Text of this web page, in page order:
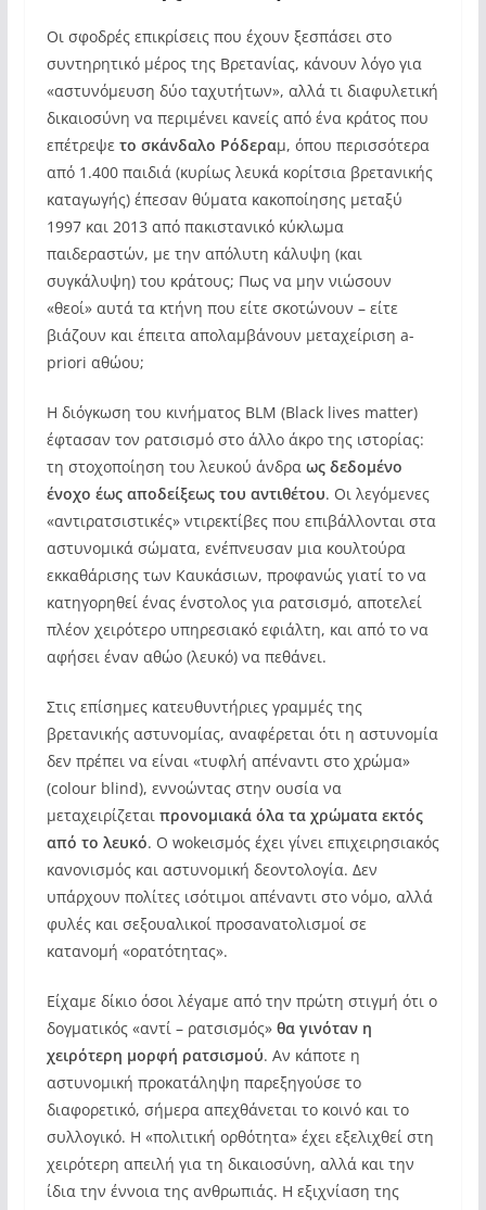
Οι σφοδρές επικρίσεις που έχουν ξεσπάσει στο
συντηρητικό μέρος της Βρετανίας, κάνουν λόγο για
«αστυνόμευση δύο ταχυτήτων», αλλά τι διαφυλετική
δικαιοσύνη να περιμένει κανείς από ένα κράτος που
επέτρεψε το σκάνδαλο Ρόδεραμ, όπου περισσότερα
από 1.400 παιδιά (κυρίως λευκά κορίτσια βρετανικής
καταγωγής) έπεσαν θύματα κακοποίησης μεταξύ
1997 και 2013 από πακιστανικό κύκλωμα
παιδεραστών, με την απόλυτη κάλυψη (και
συγκάλυψη) του κράτους; Πως να μην νιώσουν
«θεοί» αυτά τα κτήνη που είτε σκοτώνουν – είτε
βιάζουν και έπειτα απολαμβάνουν μεταχείριση a-
priori αθώου;
Η διόγκωση του κινήματος BLM (Black lives matter)
έφτασαν τον ρατσισμό στο άλλο άκρο της ιστορίας:
τη στοχοποίηση του λευκού άνδρα ως δεδομένο
ένοχο έως αποδείξεως του αντιθέτου. Οι λεγόμενες
«αντιρατσιστικές» ντιρεκτίβες που επιβάλλονται στα
αστυνομικά σώματα, ενέπνευσαν μια κουλτούρα
εκκαθάρισης των Καυκάσιων, προφανώς γιατί το να
κατηγορηθεί ένας ένστολος για ρατσισμό, αποτελεί
πλέον χειρότερο υπηρεσιακό εφιάλτη, και από το να
αφήσει έναν αθώο (λευκό) να πεθάνει.
Στις επίσημες κατευθυντήριες γραμμές της
βρετανικής αστυνομίας, αναφέρεται ότι η αστυνομία
δεν πρέπει να είναι «τυφλή απέναντι στο χρώμα»
(colour blind), εννοώντας στην ουσία να
μεταχειρίζεται προνομιακά όλα τα χρώματα εκτός
από το λευκό. Ο wokeισμός έχει γίνει επιχειρησιακός
κανονισμός και αστυνομική δεοντολογία. Δεν
υπάρχουν πολίτες ισότιμοι απέναντι στο νόμο, αλλά
φυλές και σεξουαλικοί προσανατολισμοί σε
κατανομή «ορατότητας».
Είχαμε δίκιο όσοι λέγαμε από την πρώτη στιγμή ότι ο
δογματικός «αντί – ρατσισμός» θα γινόταν η
χειρότερη μορφή ρατσισμού. Αν κάποτε η
αστυνομική προκατάληψη παρεξηγούσε το
διαφορετικό, σήμερα απεχθάνεται το κοινό και το
συλλογικό. Η «πολιτική ορθότητα» έχει εξελιχθεί στη
χειρότερη απειλή για τη δικαιοσύνη, αλλά και την
ίδια την έννοια της ανθρωπιάς. Η εξιχνίαση της